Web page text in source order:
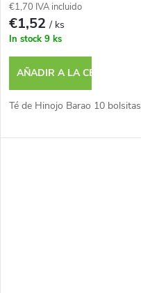
€1,70 IVA incluido
€1,52/ ks
In stock 9 ks
AÑADIR A LA CESTA
Té de Hinojo Barao 10 bolsitas